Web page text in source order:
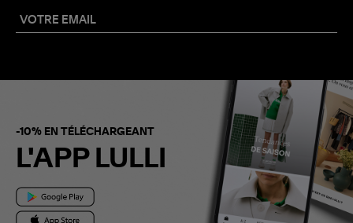
-10% EN TÉLÉCHARGEANT
L'APP LULLI